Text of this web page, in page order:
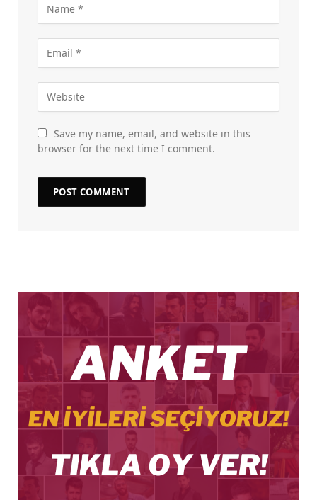
Save my name, email, and website in this
browser for the next time I comment.